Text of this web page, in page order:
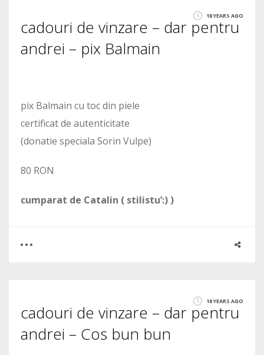
1730
18 YEARS AGO
cadouri de vinzare – dar pentru
andrei – pix Balmain
pix Balmain cu toc din piele
certificat de autenticitate
(donatie speciala Sorin Vulpe)
80 RON
cumparat de Catalin ( stilistu’:) )
1405
18 YEARS AGO
cadouri de vinzare – dar pentru
andrei – Cos bun bun